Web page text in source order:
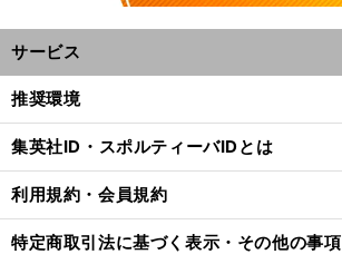
サービス
推奨環境
集英社ID・スポルティーバIDとは
利用規約・会員規約
特定商取引法に基づく表示・その他の事項